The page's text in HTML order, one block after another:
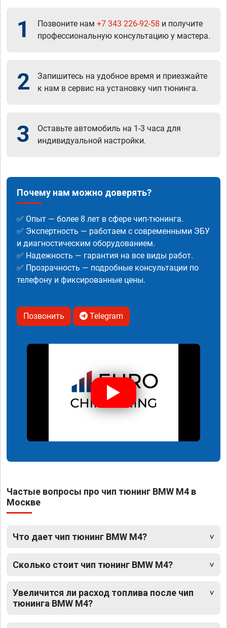
1 Позвоните нам +7 343 226-92-58 и получите
профессиональную консультацию у мастера.
2
Запишитесь на удобное время и приезжайте
к нам в сервис на установку чип тюнинга.
3
Оставьте автомобиль на 1-3 часа для
индивидуальной настройки.
Почему нам можно доверять?
✅ Опыт — более 8 лет в сфере чип-тюнинга.
✅ Экспертность — работаем с современными ЭБУ
и диагностическим оборудованием.
✅ Надежность — гарантия на все виды работ.
✅ Прозрачность — подробные консультации по
телефону и фиксированные цены.
Позвонить Telegram
Частые вопросы про чип тюнинг BMW M4 в
Москве
Что дает чип тюнинг BMW M4?
Сколько стоит чип тюнинг BMW M4?
Увеличится ли расход топлива после чип
тюнинга BMW M4?